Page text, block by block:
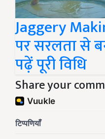
Jaggery
पर सरलता से
पढ़ें पूरी विधि
Share your